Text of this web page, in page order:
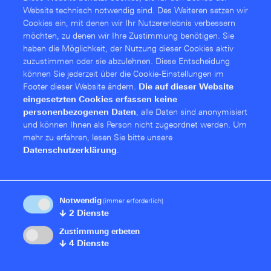
Secure Terminal Access
Diese Funktion erlaubt den direkten Zugriff auf die
Kommandozeile des R&S®LANCOM Switches („CLI
Tunneling“) aus der R&S®LANCOM Management Cloud –
verschlüsselt und vor allem ohne die Cloud-Oberfläche
zu verlassen. Ob „Trace-“ und „Ping-Befehle“ zur
schnellen Fehlerbehebung, Zugriff auf…
More
R&S®LANCOM Limited Lifetime Warranty
(LLW)
Dieser Enterprise-Switch ist ab Werk durch die
Website technisch notwendig sind. Des Weiteren setzen wir
Cookies ein, mit denen wir Ihr Nutzererlebnis verbessern
möchten, zu denen wir Ihre Zustimmung benötigen. Sie
haben die Möglichkeit, der Nutzung dieser Cookies aktiv
zuzustimmen oder sie abzulehnen. Diese Entschei­dung
können Sie jederzeit über die Cookie-Einstellungen im
Footer dieser Website ändern. Die auf dieser Website
eingesetzten Cookies erfassen keine
personenbezogenen Daten, alle Daten sind anonymisiert
und können Ihnen als Person nicht zugeordnet werden. Um
mehr zu erfahren, lesen Sie bitte unsere
Datenschutzerklärung.
Notwendig (immer erforderlich)
↓ 2 Dienste
Zustimmung erbeten
↓ 4 Dienste